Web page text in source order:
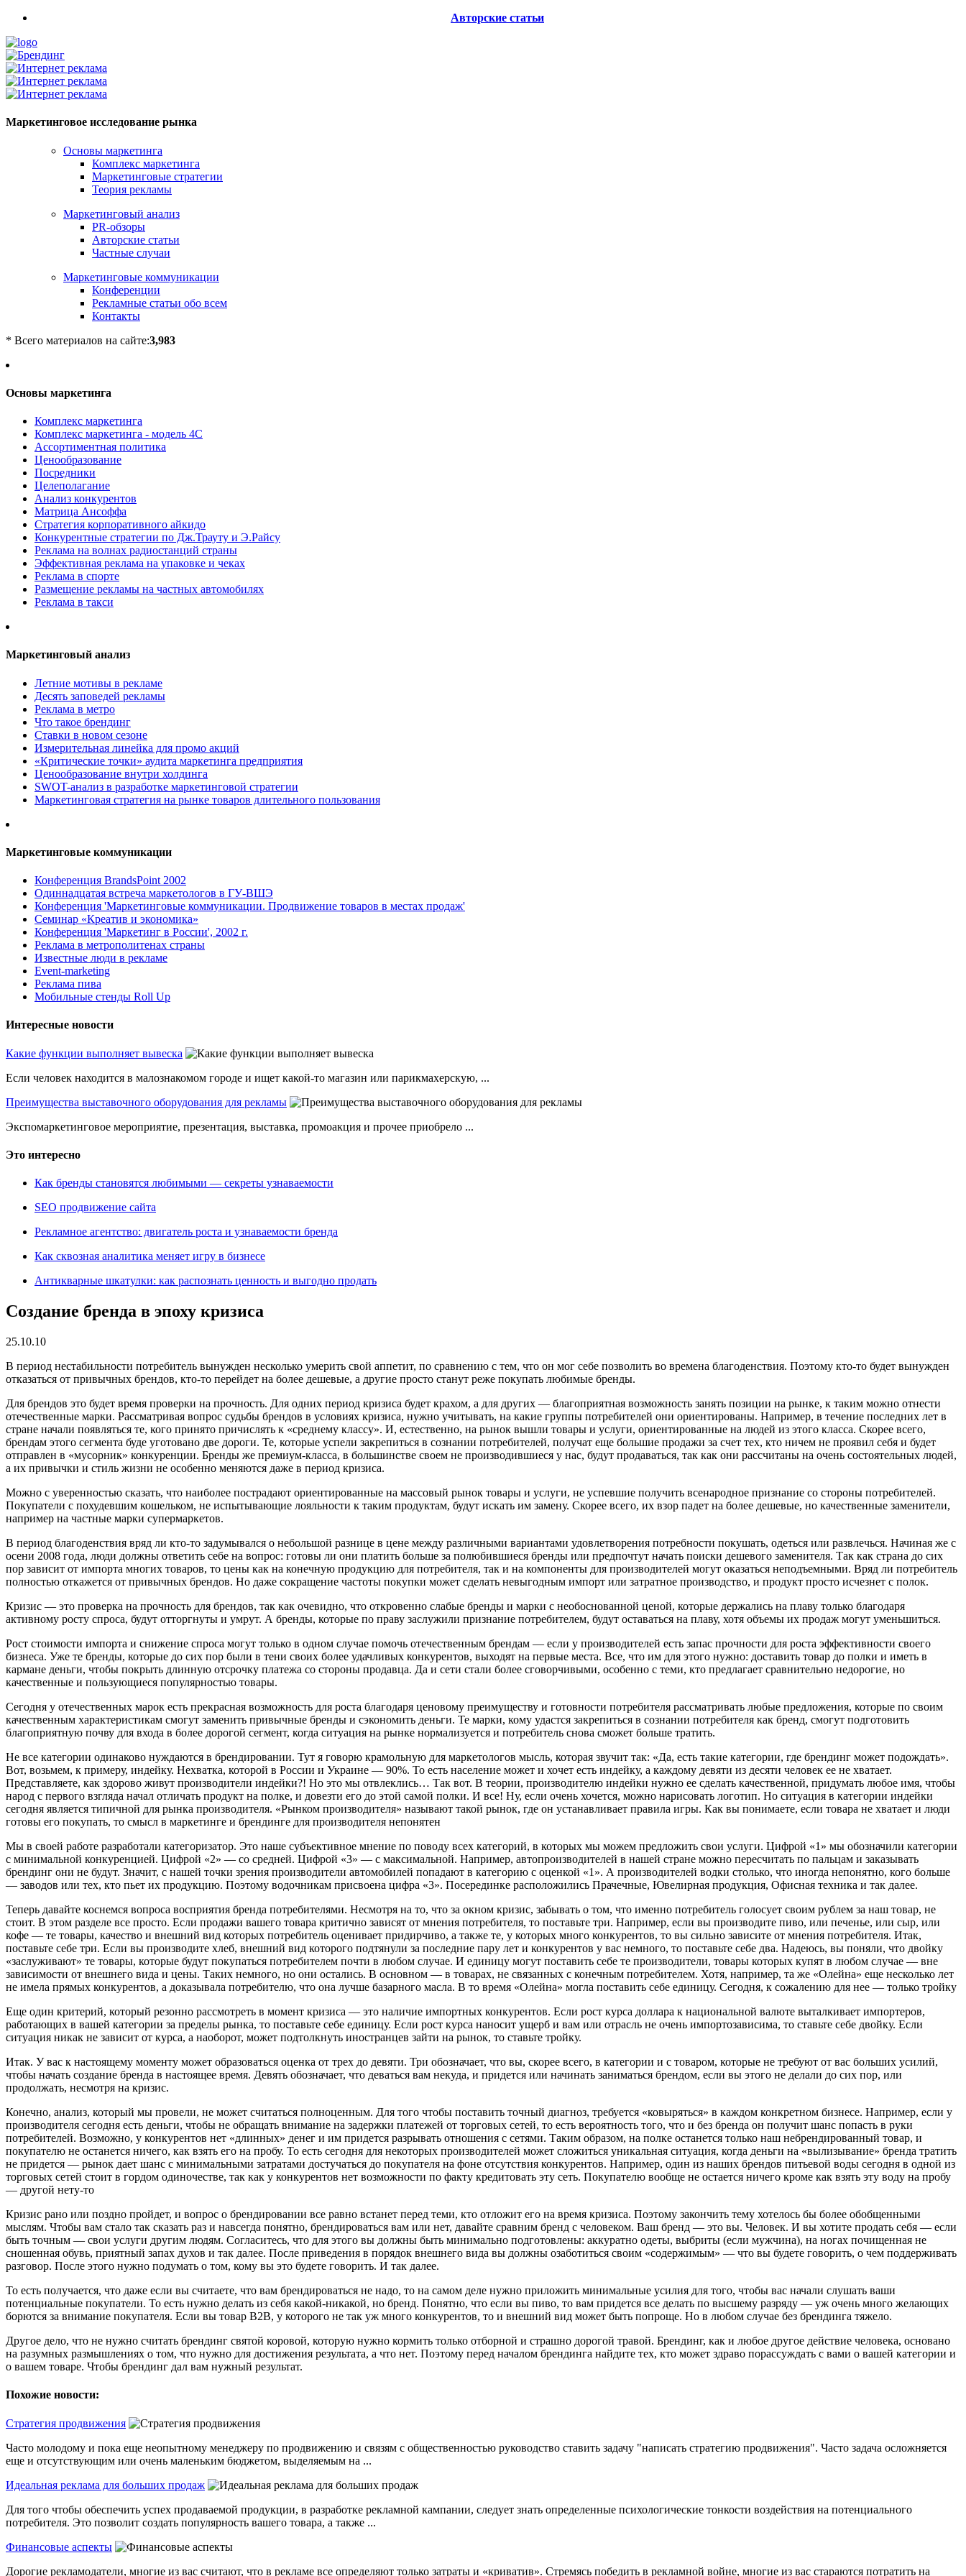
Авторские статьи
Маркетинговое исследование рынка
Основы маркетинга
Комплекс маркетинга
Маркетинговые стратегии
Теория рекламы
Маркетинговый анализ
PR-обзоры
Авторские статьи
Частные случаи
Маркетинговые коммуникации
Конференции
Рекламные статьи обо всем
Контакты
* Всего материалов на сайте:3,983
Основы маркетинга
Комплекс маркетинга
Комплекс маркетинга - модель 4С
Ассортиментная политика
Ценообразование
Посредники
Целеполагание
Анализ конкурентов
Матрица Ансоффа
Стратегия корпоративного айкидо
Конкурентные стратегии по Дж.Трауту и Э.Райсу
Реклама на волнах радиостанций страны
Эффективная реклама на упаковке и чеках
Реклама в спорте
Размещение рекламы на частных автомобилях
Реклама в такси
Маркетинговый анализ
Летние мотивы в рекламе
Десять заповедей рекламы
Реклама в метро
Что такое брендинг
Ставки в новом сезоне
Измерительная линейка для промо акций
«Критические точки» аудита маркетинга предприятия
Ценообразование внутри холдинга
SWOT-анализ в разработке маркетинговой стратегии
Маркетинговая стратегия на рынке товаров длительного пользования
Маркетинговые коммуникации
Конференция BrandsPoint 2002
Одиннадцатая встреча маркетологов в ГУ-ВШЭ
Конференция 'Маркетинговые коммуникации. Продвижение товаров в местах продаж'
Семинар «Креатив и экономика»
Конференция 'Маркетинг в России', 2002 г.
Реклама в метрополитенах страны
Известные люди в рекламе
Event-marketing
Реклама пива
Мобильные стенды Roll Up
Интересные новости
Какие функции выполняет вывеска
Если человек находится в малознакомом городе и ищет какой-то магазин или парикмахерскую, ...
Преимущества выставочного оборудования для рекламы
Экспомаркетинговое мероприятие, презентация, выставка, промоакция и прочее приобрело ...
Это интересно
Как бренды становятся любимыми — секреты узнаваемости
SEO продвижение сайта
Рекламное агентство: двигатель роста и узнаваемости бренда
Как сквозная аналитика меняет игру в бизнесе
Антикварные шкатулки: как распознать ценность и выгодно продать
Создание бренда в эпоху кризиса
25.10.10
В период нестабильности потребитель вынужден несколько умерить свой аппетит, по сравнению с тем, что он мог себе позволить во времена благоденствия. Поэтому кто-то будет вынужден
отказаться от привычных брендов, кто-то перейдет на более дешевые, а другие просто станут реже покупать любимые бренды.
Для брендов это будет время проверки на прочность. Для одних период кризиса будет крахом, а для других — благоприятная возможность занять позиции на рынке, к таким можно отнести
отечественные марки. Рассматривая вопрос судьбы брендов в условиях кризиса, нужно учитывать, на какие группы потребителей они ориентированы. Например, в течение последних лет в
стране начали появляться те, кого принято причислять к «среднему классу». И, естественно, на рынок вышли товары и услуги, ориентированные на людей из этого класса. Скорее всего,
брендам этого сегмента буде уготовано две дороги. Те, которые успели закрепиться в сознании потребителей, получат еще большие продажи за счет тех, кто ничем не проявил себя и будет
отправлен в «мусорник» конкуренции. Бренды же премиум-класса, в большинстве своем не производившиеся у нас, будут продаваться, так как они рассчитаны на очень состоятельных людей,
а их привычки и стиль жизни не особенно меняются даже в период кризиса.
Можно с уверенностью сказать, что наиболее пострадают ориентированные на массовый рынок товары и услуги, не успевшие получить всенародное признание со стороны потребителей.
Покупатели с похудевшим кошельком, не испытывающие лояльности к таким продуктам, будут искать им замену. Скорее всего, их взор падет на более дешевые, но качественные заменители,
например на частные марки супермаркетов.
В период благоденствия вряд ли кто-то задумывался о небольшой разнице в цене между различными вариантами удовлетворения потребности покушать, одеться или развлечься. Начиная же с
осени 2008 года, люди должны ответить себе на вопрос: готовы ли они платить больше за полюбившиеся бренды или предпочтут начать поиски дешевого заменителя. Так как страна до сих
пор зависит от импорта многих товаров, то цены как на конечную продукцию для потребителя, так и на компоненты для производителей могут оказаться неподъемными. Вряд ли потребитель
полностью откажется от привычных брендов. Но даже сокращение частоты покупки может сделать невыгодным импорт или затратное производство, и продукт просто исчезнет с полок.
Кризис — это проверка на прочность для брендов, так как очевидно, что откровенно слабые бренды и марки с необоснованной ценой, которые держались на плаву только благодаря
активному росту спроса, будут отторгнуты и умрут. А бренды, которые по праву заслужили признание потребителем, будут оставаться на плаву, хотя объемы их продаж могут уменьшиться.
Рост стоимости импорта и снижение спроса могут только в одном случае помочь отечественным брендам — если у производителей есть запас прочности для роста эффективности своего
бизнеса. Уже те бренды, которые до сих пор были в тени своих более удачливых конкурентов, выходят на первые места. Все, что им для этого нужно: доставить товар до полки и иметь в
кармане деньги, чтобы покрыть длинную отсрочку платежа со стороны продавца. Да и сети стали более сговорчивыми, особенно с теми, кто предлагает сравнительно недорогие, но
качественные и пользующиеся популярностью товары.
Сегодня у отечественных марок есть прекрасная возможность для роста благодаря ценовому преимуществу и готовности потребителя рассматривать любые предложения, которые по своим
качественным характеристикам смогут заменить привычные бренды и сэкономить деньги. Те марки, кому удастся закрепиться в сознании потребителя как бренд, смогут подготовить
благоприятную почву для входа в более дорогой сегмент, когда ситуация на рынке нормализуется и потребитель снова сможет больше тратить.
Не все категории одинаково нуждаются в брендировании. Тут я говорю крамольную для маркетологов мысль, которая звучит так: «Да, есть такие категории, где брендинг может подождать».
Вот, возьмем, к примеру, индейку. Нехватка, которой в России и Украине — 90%. То есть население может и хочет есть индейку, а каждому девяти из десяти человек ее не хватает.
Представляете, как здорово живут производители индейки?! Но это мы отвлеклись… Так вот. В теории, производителю индейки нужно ее сделать качественной, придумать любое имя, чтобы
народ с первого взгляда начал отличать продукт на полке, и довезти его до этой самой полки. И все! Ну, если очень хочется, можно нарисовать логотип. Но ситуация в категории индейки
сегодня является типичной для рынка производителя. «Рынком производителя» называют такой рынок, где он устанавливает правила игры. Как вы понимаете, если товара не хватает и люди
готовы его покупать, то смысл в маркетинге и брендинге для производителя непонятен
Мы в своей работе разработали категоризатор. Это наше субъективное мнение по поводу всех категорий, в которых мы можем предложить свои услуги. Цифрой «1» мы обозначили категории
с минимальной конкуренцией. Цифрой «2» — со средней. Цифрой «3» — с максимальной. Например, автопроизводителей в нашей стране можно пересчитать по пальцам и заказывать
брендинг они не будут. Значит, с нашей точки зрения производители автомобилей попадают в категорию с оценкой «1». А производителей водки столько, что иногда непонятно, кого больше
— заводов или тех, кто пьет их продукцию. Поэтому водочникам присвоена цифра «3». Посерединке расположились Прачечные, Ювелирная продукция, Офисная техника и так далее.
Теперь давайте коснемся вопроса восприятия бренда потребителями. Несмотря на то, что за окном кризис, забывать о том, что именно потребитель голосует своим рублем за наш товар, не
стоит. В этом разделе все просто. Если продажи вашего товара критично зависят от мнения потребителя, то поставьте три. Например, если вы производите пиво, или печенье, или сыр, или
кофе — те товары, качество и внешний вид которых потребитель оценивает придирчиво, а также те, у которых много конкурентов, то вы сильно зависите от мнения потребителя. Итак,
поставьте себе три. Если вы производите хлеб, внешний вид которого подтянули за последние пару лет и конкурентов у вас немного, то поставьте себе два. Надеюсь, вы поняли, что двойку
«заслуживают» те товары, которые будут покупаться потребителем почти в любом случае. И единицу могут поставить себе те производители, товары которых купят в любом случае — вне
зависимости от внешнего вида и цены. Таких немного, но они остались. В основном — в товарах, не связанных с конечным потребителем. Хотя, например, та же «Олейна» еще несколько лет
не имела прямых конкурентов, а доказывала потребителю, что она лучше базарного масла. В то время «Олейна» могла поставить себе единицу. Сегодня, к сожалению для нее — только тройку
Еще один критерий, который резонно рассмотреть в момент кризиса — это наличие импортных конкурентов. Если рост курса доллара к национальной валюте выталкивает импортеров,
работающих в вашей категории за пределы рынка, то поставьте себе единицу. Если рост курса наносит ущерб и вам или отрасль не очень импортозависима, то ставьте себе двойку. Если
ситуация никак не зависит от курса, а наоборот, может подтолкнуть иностранцев зайти на рынок, то ставьте тройку.
Итак. У вас к настоящему моменту может образоваться оценка от трех до девяти. Три обозначает, что вы, скорее всего, в категории и с товаром, которые не требуют от вас больших усилий,
чтобы начать создание бренда в настоящее время. Девять обозначает, что деваться вам некуда, и придется или начинать заниматься брендом, если вы этого не делали до сих пор, или
продолжать, несмотря на кризис.
Конечно, анализ, который мы провели, не может считаться полноценным. Для того чтобы поставить точный диагноз, требуется «ковыряться» в каждом конкретном бизнесе. Например, если у
производителя сегодня есть деньги, чтобы не обращать внимание на задержки платежей от торговых сетей, то есть вероятность того, что и без бренда он получит шанс попасть в руки
потребителей. Возможно, у конкурентов нет «длинных» денег и им придется разрывать отношения с сетями. Таким образом, на полке останется только наш небрендированный товар, и
покупателю не останется ничего, как взять его на пробу. То есть сегодня для некоторых производителей может сложиться уникальная ситуация, когда деньги на «вылизывание» бренда тратить
не придется — рынок дает шанс с минимальными затратами достучаться до покупателя на фоне отсутствия конкурентов. Например, один из наших брендов питьевой воды сегодня в одной из
торговых сетей стоит в гордом одиночестве, так как у конкурентов нет возможности по факту кредитовать эту сеть. Покупателю вообще не остается ничего кроме как взять эту воду на пробу
— другой нету-то
Кризис рано или поздно пройдет, и вопрос о брендировании все равно встанет перед теми, кто отложит его на время кризиса. Поэтому закончить тему хотелось бы более обобщенными
мыслям. Чтобы вам стало так сказать раз и навсегда понятно, брендироваться вам или нет, давайте сравним бренд с человеком. Ваш бренд — это вы. Человек. И вы хотите продать себя — если
быть точным — свои услуги другим людям. Согласитесь, что для этого вы должны быть минимально подготовлены: аккуратно одеты, выбриты (если мужчина), на ногах почищенная не
сношенная обувь, приятный запах духов и так далее. После приведения в порядок внешнего вида вы должны озаботиться своим «содержимым» — что вы будете говорить, о чем поддерживать
разговор. После этого нужно подумать о том, кому вы это будете говорить. И так далее.
То есть получается, что даже если вы считаете, что вам брендироваться не надо, то на самом деле нужно приложить минимальные усилия для того, чтобы вас начали слушать ваши
потенциальные покупатели. То есть нужно делать из себя какой-никакой, но бренд. Понятно, что если вы пиво, то вам придется все делать по высшему разряду — уж очень много желающих
борются за внимание покупателя. Если вы товар B2B, у которого не так уж много конкурентов, то и внешний вид может быть попроще. Но в любом случае без брендинга тяжело.
Другое дело, что не нужно считать брендинг святой коровой, которую нужно кормить только отборной и страшно дорогой травой. Брендинг, как и любое другое действие человека, основано
на разумных размышлениях о том, что нужно для достижения результата, а что нет. Поэтому перед началом брендинга найдите тех, кто может здраво порассуждать с вами о вашей категории и
о вашем товаре. Чтобы брендинг дал вам нужный результат.
Похожие новости:
Стратегия продвижения
Часто молодому и пока еще неопытному менеджеру по продвижению и связям с общественностью руководство ставить задачу "написать стратегию продвижения". Часто задача осложняется
еще и отсутствующим или очень маленьким бюджетом, выделяемым на ...
Идеальная реклама для больших продаж
Для того чтобы обеспечить успех продаваемой продукции, в разработке рекламной кампании, следует знать определенные психологические тонкости воздействия на потенциального
потребителя. Это позволит создать популярность вашего товара, а также ...
Финансовые аспекты
Дорогие рекламодатели, многие из вас считают, что в рекламе все определяют только затраты и «криватив». Стремясь победить в рекламной войне, многие из вас стараются потратить на